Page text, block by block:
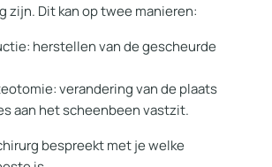
zijn. Dit kan op twee manieren:
herstellen van de gescheurde
verandering van de plaats
aan het scheenbeen vastzit.
bespreekt met je welke